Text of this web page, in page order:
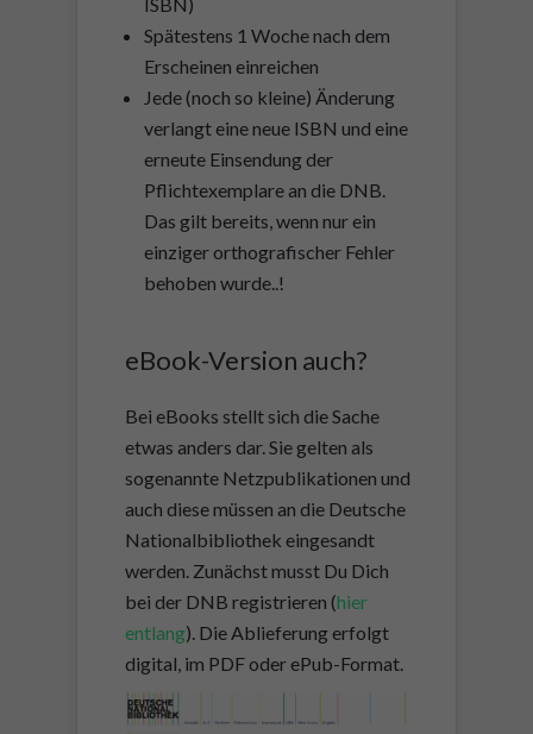
Spätestens 1 Woche nach dem
Erscheinen einreichen
Jede (noch so kleine) Änderung
verlangt eine neue ISBN und eine
erneute Einsendung der
Pflichtexemplare an die DNB.
Das gilt bereits, wenn nur ein
einziger orthografischer Fehler
behoben wurde..!
eBook-Version auch?
Bei eBooks stellt sich die Sache
etwas anders dar. Sie gelten als
sogenannte Netzpublikationen und
auch diese müssen an die Deutsche
Nationalbibliothek eingesandt
werden. Zunächst musst Du Dich
bei der DNB registrieren (hier
entlang). Die Ablieferung erfolgt
digital, im PDF oder ePub-Format.